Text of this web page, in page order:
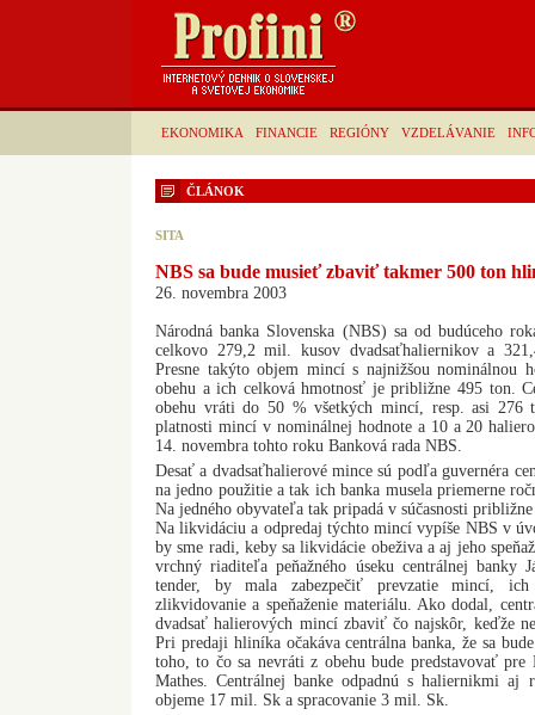
EKONOMIKA FINANCIE REGIÓNY VZDELÁVANIE
ČLÁNOK
SITA
NBS sa bude musieť zbaviť takmer 500 ton
26. novembra 2003
Národná banka Slovenska (NBS) sa od budúceho
celkovo 279,2 mil. kusov dvadsaťhaliernikov a
Presne takýto objem mincí s najnižšou nominálnou
obehu a ich celková hmotnosť je približne 495 ton.
obehu vráti do 50 % všetkých mincí, resp. asi 276
platnosti mincí v nominálnej hodnote a 10 a 20
14. novembra tohto roku Banková rada NBS.
Desať a dvadsaťhalierové mince sú podľa guvernéra
na jedno použitie a tak ich banka musela priemerne
Na jedného obyvateľa tak pripadá v súčasnosti
Na likvidáciu a odpredaj týchto mincí vypíše NBS v
by sme radi, keby sa likvidácie obeživa a aj jeho
vrchný riaditeľa peňažného úseku centrálnej banky
tender, by mala zabezpečiť prevzatie mincí, ich
zlikvidovanie a speňaženie materiálu. Ako dodal,
dvadsať halierových mincí zbaviť čo najskôr, keďže
Pri predaji hliníka očakáva centrálna banka, že sa
toho, to čo sa nevráti z obehu bude predstavovať pre
Mathes. Centrálnej banke odpadnú s haliernikmi
objeme 17 mil. Sk a spracovanie 3 mil. Sk.